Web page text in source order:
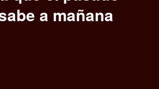
a mañana